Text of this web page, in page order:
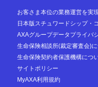
お客さま本位の業務運営を実
日本版スチュワードシップ・
AXAグループデータプライバ
生命保険相談所(裁定審査会)
生命保険契約者保護機構につ
サイトポリシー
MyAXA利用規約